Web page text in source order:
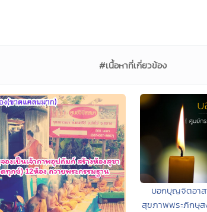
#เนื้อหาที่เกี่ยวข้อง
บอกบุญจิตอา
สุขภาพพระภิกษุส